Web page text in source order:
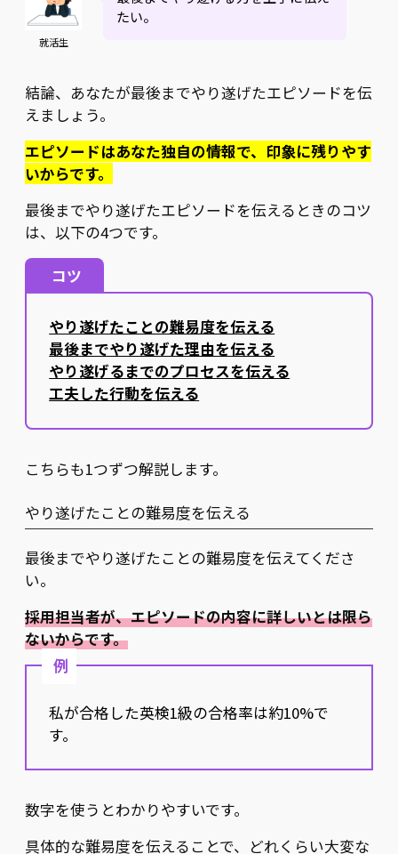
就活生
たい。
結論、あなたが最後までやり遂げたエピソードを伝
えましょう。
エピソードはあなた独自の情報で、印象に残りやす
いからです。
最後までやり遂げたエピソードを伝えるときのコツ
は、以下の4つです。
コツ
やり遂げたことの難易度を伝える
最後までやり遂げた理由を伝える
やり遂げるまでのプロセスを伝える
工夫した行動を伝える
こちらも1つずつ解説します。
やり遂げたことの難易度を伝える
最後までやり遂げたことの難易度を伝えてくださ
い。
採用担当者が、エピソードの内容に詳しいとは限ら
ないからです。
例
私が合格した英検1級の合格率は約10%で
す。
数字を使うとわかりやすいです。
具体的な難易度を伝えることで、どれくらい大変な